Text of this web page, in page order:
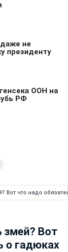
Вот что надо
змей? Вот
о гадюках